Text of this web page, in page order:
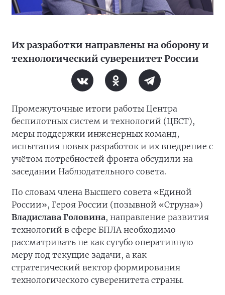
Их разработки направлены на оборону и
технологический суверенитет России
Промежуточные итоги работы Центра
беспилотных систем и технологий (ЦБСТ),
меры поддержки инженерных команд,
испытания новых разработок и их внедрение с
учётом потребностей фронта обсудили на
заседании Наблюдательного совета.
По словам члена Высшего совета «Единой
России», Героя России (позывной «Струна»)
Владислава Головина, направление развития
технологий в сфере БПЛА необходимо
рассматривать не как сугубо оперативную
меру под текущие задачи, а как
стратегический вектор формирования
технологического суверенитета страны.